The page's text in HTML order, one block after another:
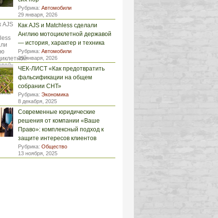
Рубрика: Автомобили
29 января, 2026
Как AJS и Matchless сделали
Англию мотоциклетной державой
— история, характер и техника
Рубрика: Автомобили
29 января, 2026
ЧЕК-ЛИСТ «Как предотвратить
фальсификации на общем
собрании СНТ»
Рубрика: Экономика
8 декабря, 2025
Современные юридические
решения от компании «Ваше
Право»: комплексный подход к
защите интересов клиентов
Рубрика: Общество
13 ноября, 2025